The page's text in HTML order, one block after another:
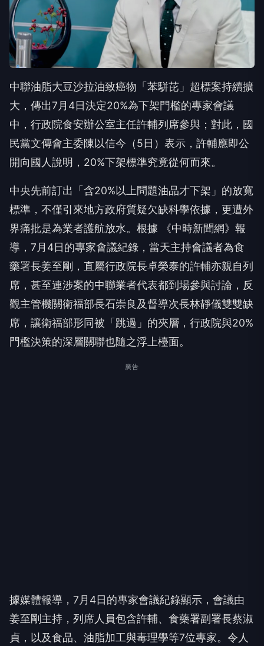
中聯油脂大豆沙拉油致癌物「苯駢芘」超標案持續擴
大，傳出7月4日決定20%為下架門檻的專家會議
中，行政院食安辦公室主任許輔列席參與；對此，國
民黨文傳會主委陳以信今（5日）表示，許輔應即公
開向國人說明，20%下架標準究竟從何而來。
中央先前訂出「含20%以上問題油品才下架」的放寬
標準，不僅引來地方政府質疑欠缺科學依據，更遭外
界痛批是為業者護航放水。根據 《中時新聞網》報
導，7月4日的專家會議紀錄，當天主持會議者為食
藥署長姜至剛，直屬行政院長卓榮泰的許輔亦親自列
席，甚至連涉案的中聯業者代表都到場參與討論，反
觀主管機關衛福部長石崇良及督導次長林靜儀雙雙缺
席，讓衛福部形同被「跳過」的夾層，行政院與20%
門檻決策的深層關聯也隨之浮上檯面。
廣告
據媒體報導，7月4日的專家會議紀錄顯示，會議由
姜至剛主持，列席人員包含許輔、食藥署副署長蔡淑
貞，以及食品、油脂加工與毒理學等7位專家。令人